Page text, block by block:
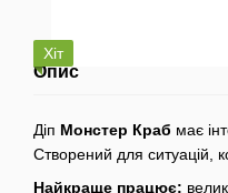
Хіт
Опис
Діп Монстер Краб має
Створений для ситуацій,
Найкраще працює: